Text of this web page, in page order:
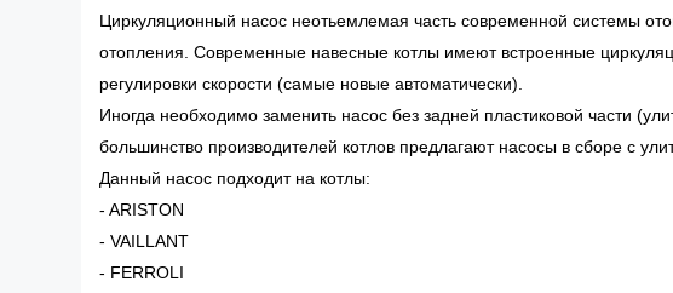
Циркуляционный насос неотьемлемая часть современной системы
отопления. Современные навесные котлы имеют встроенные
регулировки скорости (самые новые автоматически).
Иногда необходимо заменить насос без задней пластиковой части
большинство производителей котлов предлагают насосы в сборе с
Данный насос подходит на котлы:
- ARISTON
- VAILLANT
- FERROLI